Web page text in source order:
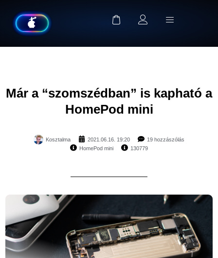
Már a “szomszédban” is kapható a
HomePod mini
Kosztalma 2021.06.16. 19:20
19 hozzászólás
HomePod mini
130779